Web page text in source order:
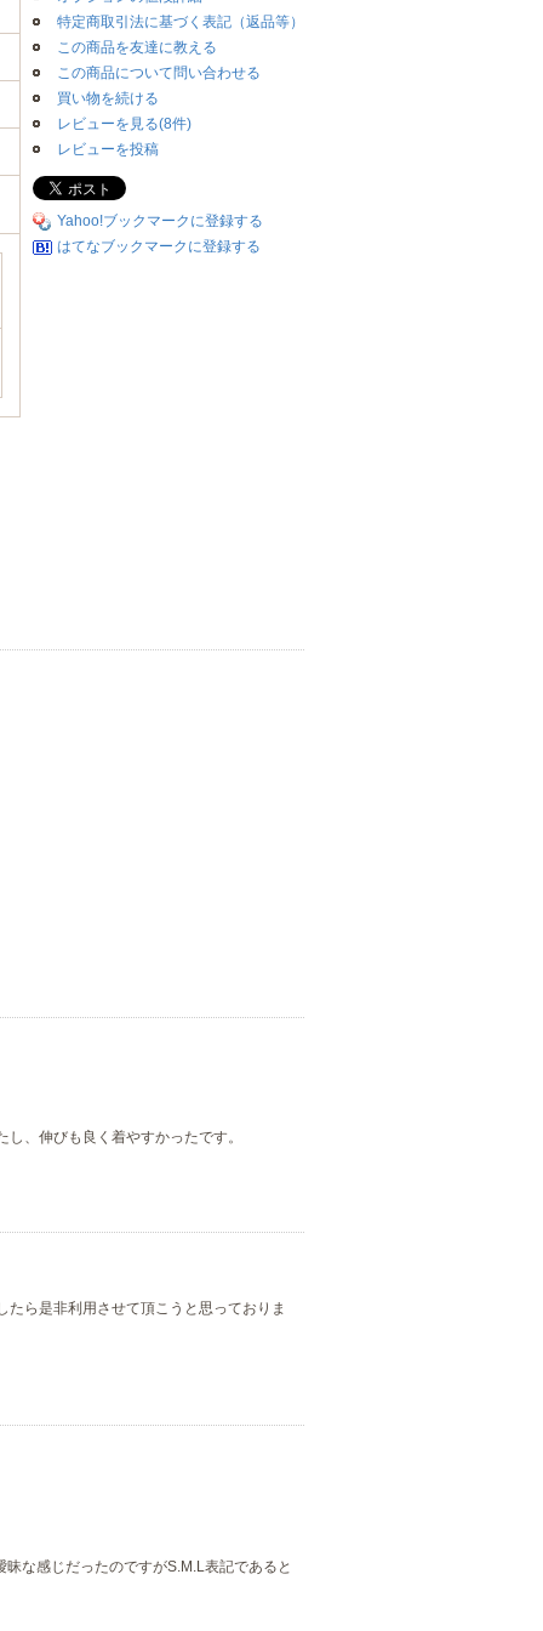
特定商取引法に基づく表記（返品等）
この商品を友達に教える
この商品について問い合わせる
買い物を続ける
レビューを見る(8件)
レビューを投稿
Yahoo!ブックマークに登録する
はてなブックマークに登録する
、伸びも良く着やすかったです。
ら是非利用させて頂こうと思っておりま
な感じだったのですがS.M.L表記であると